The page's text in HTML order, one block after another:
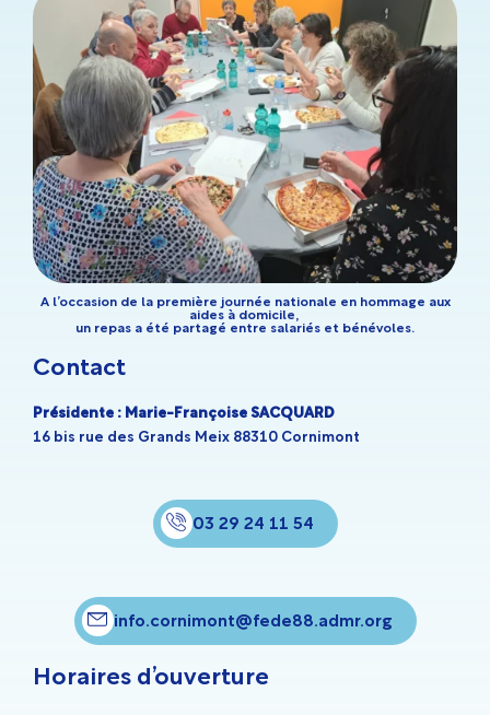
A l’occasion de la première journée nationale en hommage aux
aides à domicile,
un repas a été partagé entre salariés et bénévoles.
Contact
Présidente : Marie-Françoise SACQUARD
16 bis rue des Grands Meix 88310 Cornimont
03 29 24 11 54
info.cornimont@fede88.admr.org
Horaires d’ouverture